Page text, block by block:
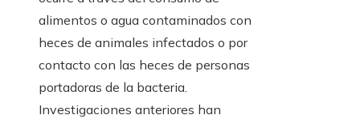
alimentos o agua contaminados con
heces de animales infectados o por
contacto con las heces de personas
portadoras de la bacteria.
Investigaciones anteriores han